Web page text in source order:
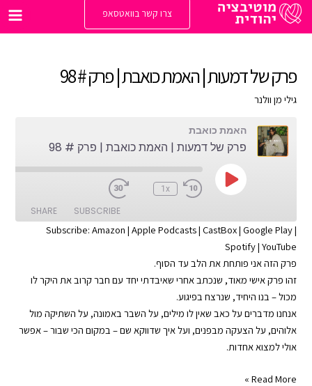
לתוכן
צרו קשר בוואטסאפ
פרק של דמעות | האמת כואבת | פרק # 98
גילי מן וולנר
האמת כואבת
פרק של דמעות | האמת כואבת | פרק # 98
Play
Episode
1x
SUBSCRIBE
SHARE
Amazon
Spotify
RSS FEED
SHARE
LINK
EMBED
Subscribe: Amazon | Apple Podcasts| CastBox| Google Play|
Spotify| YouTube
פרק הזה אני פותחת את הלב עד הסוף.
זהו פרק אישי מאוד, שנכתב אחרי שאיבדתי יחד עם חבר קרוב את היקר לו
מכול – בנו היחיד, שנרצח בפיגוע.
אנחנו מדברים על כאב שאין לו מילים, על השבר באמונה, על השתיקה מול
אלוהים, על הצעקה מבפנים, ועל איך שדווקא שם – במקום הכי שבור – אפשר
אולי למצוא אחדות.
פרק
Read More »